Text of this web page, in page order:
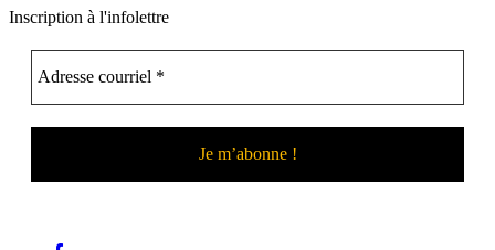
Inscription à l'infolettre